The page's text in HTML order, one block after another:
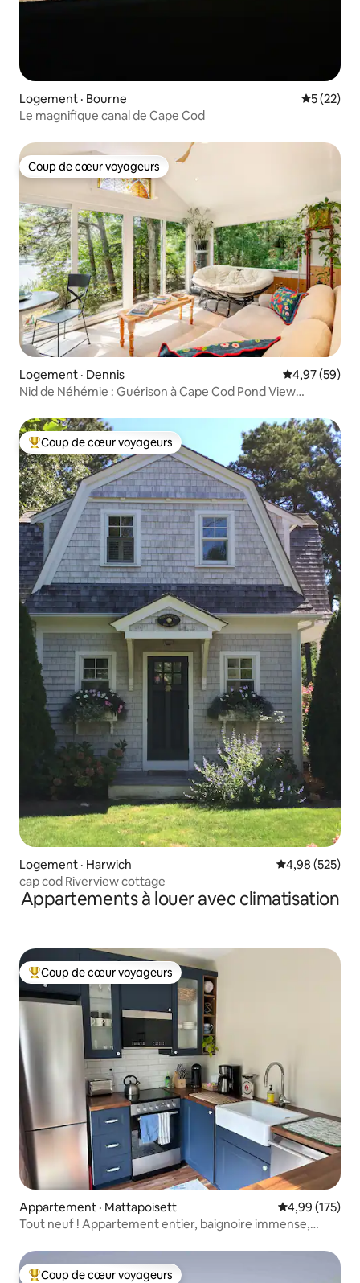
Logement · Bourne Note
5 (22)
Le magnifique canal de Cape Cod
Coup de cœur voyageurs
Coup de cœur voyageurs
Logement · Dennis Note
4,97 (59)
Nid de Néhémie : Guérison à Cape Cod Pond View
Coup de cœur voyageurs parmi les plus aimés
Coup de cœur voyageurs
Logement · Harwich Note
4,98 (525)
cap cod Riverview cottage
Appartements à louer avec climatisation
Coup de cœur voyageurs parmi les plus aimés
Coup de cœur voyageurs
Appartement · Mattapoisett Note
4,99 (175)
Tout neuf ! Appartement entier, baignoire immense,
Coup de cœur voyageurs